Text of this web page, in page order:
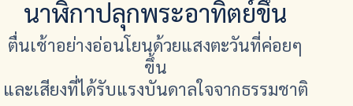
นาฬิกาปลุกพระอาทิตย์ขึ้น
ตื่นเช้าอย่างอ่อนโยนด้วยแสงตะวันที่ค่อยๆ
ขึ้น
และเสียงที่ได้รับแรงบันดาลใจจากธรรมชาติ